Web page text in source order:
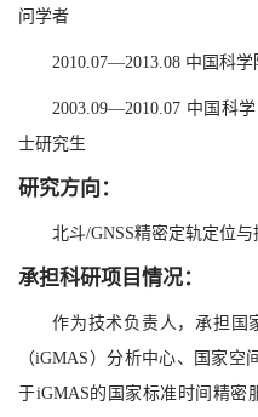
问学者
2010.07—2013.08 中国科
2003.09—2010.07 中国科
士研究生
研究方向：
北斗/GNSS精密定轨定位与
承担科研项目情况：
作为技术负责人，承担国
（iGMAS）分析中心、国家
于iGMAS的国家标准时间精密